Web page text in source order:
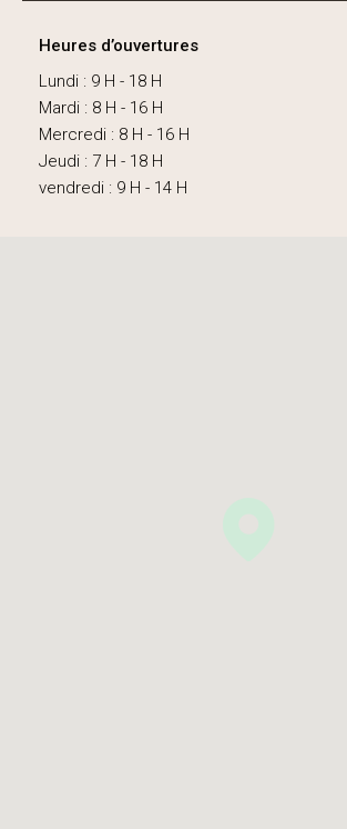
Heures d’ouvertures
Lundi : 9 H - 18 H
Mardi : 8 H - 16 H
Mercredi : 8 H - 16 H
Jeudi : 7 H - 18 H
vendredi : 9 H - 14 H